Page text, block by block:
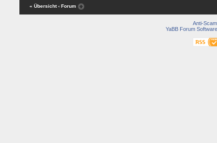
« Übersicht ‹ Forum
Anti-Scam
YaBB Forum Software